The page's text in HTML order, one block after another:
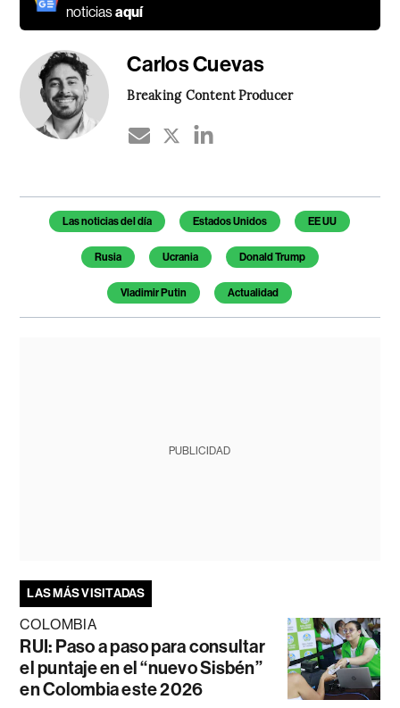
noticiasaquí
Carlos Cuevas
Breaking Content Producer
Temas de este artículo
Las noticias del día Estados Unidos EE UU
Rusia Ucrania Donald Trump
Vladimir Putin Actualidad
PUBLICIDAD
LAS MÁS VISITADAS
COLOMBIA
RUI: Paso a paso para consultar
el puntaje en el “nuevo Sisbén”
en Colombia este 2026